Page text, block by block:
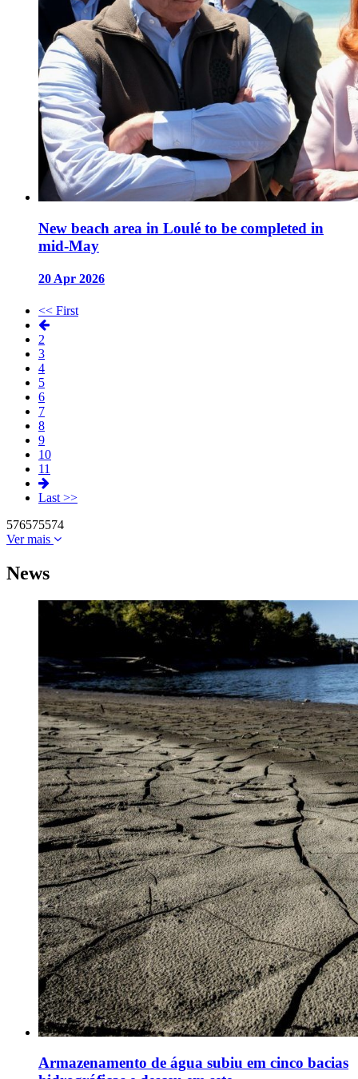
New beach area in Loulé to be completed in
mid-May
20 Apr 2026
<< First
2
3
4
5
6
7
8
9
10
11
Last >>
576575574
Ver mais
News
Armazenamento de água subiu em cinco bacias